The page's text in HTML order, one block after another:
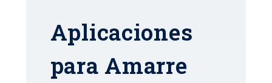
Aplicaciones
para Amarre